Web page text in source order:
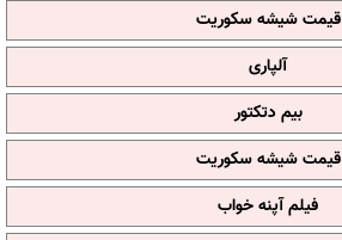
قیمت شیشه سکوریت
آلپاری
بیم دتکتور
قیمت شیشه سکوریت
فیلم آپنه خواب